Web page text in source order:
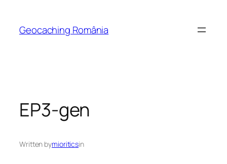
content
Geocaching România
EP3-gen
Written bymioriticsin